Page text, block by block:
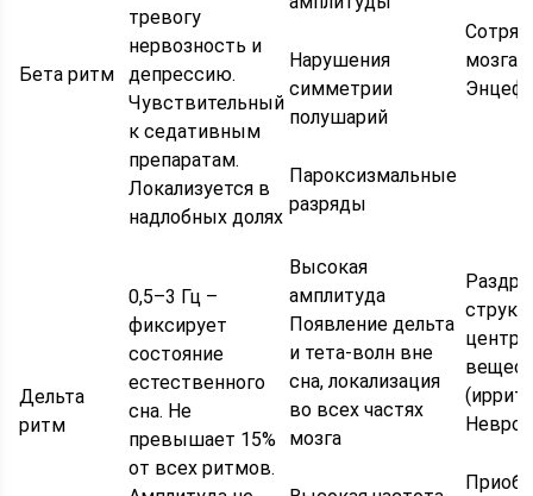
Бета ритм
тревогу
нервозность и
депрессию.
Чувствительный
к седативным
препаратам.
Локализуется в
надлобных долях
Нарушения
симметрии
полушарий
Пароксизмальные
разряды
мозга
Дельта
ритм
0,5–3 Гц –
фиксирует
состояние
естественного
сна. Не
превышает 15%
от всех ритмов.
Высокая
амплитуда
Появление дельта
и тета-волн вне
сна, локализация
во всех частях
мозга